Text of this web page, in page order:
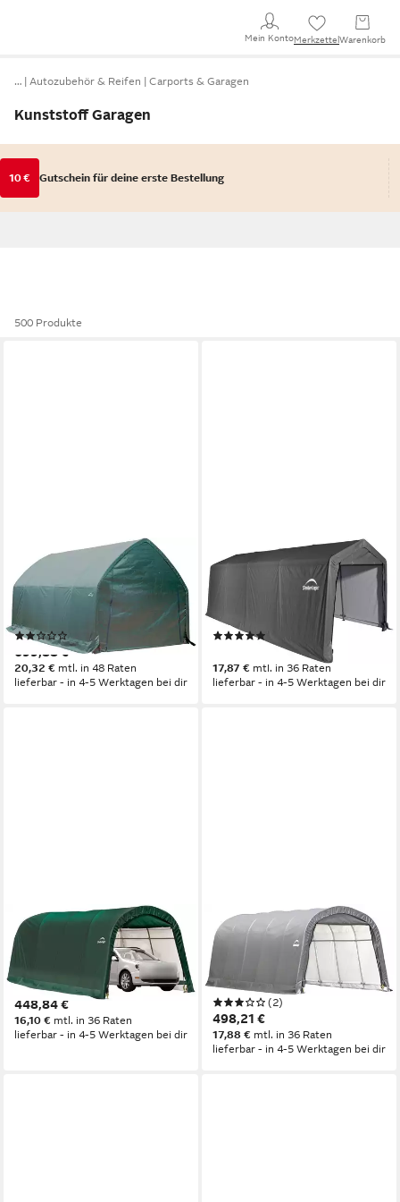
Mein KontoMerkzettel Warenkorb
… Autozubehör & Reifen Carports & Garagen
Kunststoff Garagen
10 € Gutschein für deine erste Bestellung
500 Produkte
SHELTERLOGIC
Garage Garage-in-a-Box, sehr
schneller Auf- und Abbau,
BxTxH: 390x610x370 cm
(1)
699,88 €
20,32 € mtl. in 48 Raten
lieferbar - in 4-5 Werktagen bei dir
SHELTERLOGIC
Garage Garage-in-a-Box, sehr
schneller Auf- und Abbau,
BxTxH: 300x610x240 cm
17,87 € mtl. in 36 Raten
lieferbar - in 4-5 Werktagen bei dir
SHELTERLOGIC
Garage Garage-in-a-Box, sehr
schneller Auf- und Abbau,
BxTxH: 300x610x240 cm
448,84 €
16,10 € mtl. in 36 Raten
lieferbar - in 4-5 Werktagen bei dir
SHELTERLOGIC
Garage Foliengarage,
22,57m², Stahlgestell mit
Polyethylen-Plane
(2)
498,21 €
17,88 € mtl. in 36 Raten
lieferbar - in 4-5 Werktagen bei dir